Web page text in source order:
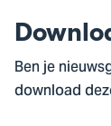
Ben je
download